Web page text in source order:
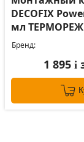
DECOFIX
мл
Бренд:
1 895i